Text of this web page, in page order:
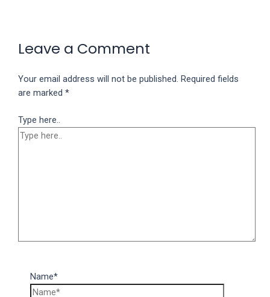
Leave a Comment
Your email address will not be published. Required fields
are marked*
Type here..
Name*